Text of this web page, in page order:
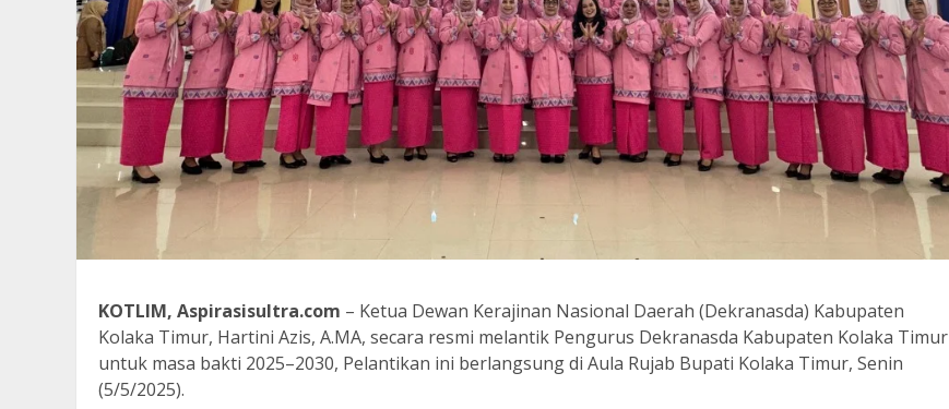
KOTLIM, Aspirasisultra.com – Ketua Dewan Kerajinan Nasional Daerah (Dekranasda) Kabupaten
Kolaka Timur, Hartini Azis, A.MA, secara resmi melantik Pengurus Dekranasda Kabupaten Kolaka Timur
untuk masa bakti 2025–2030, Pelantikan ini berlangsung di Aula Rujab Bupati Kolaka Timur, Senin
(5/5/2025).